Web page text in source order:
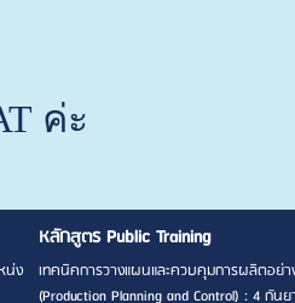
ค่ะ
น่ง
หลักสูตร Public Training
เทคนิคการวางแผนและควบคุมการผลิตอย่
(Production Planning and Control) : 4 กัน